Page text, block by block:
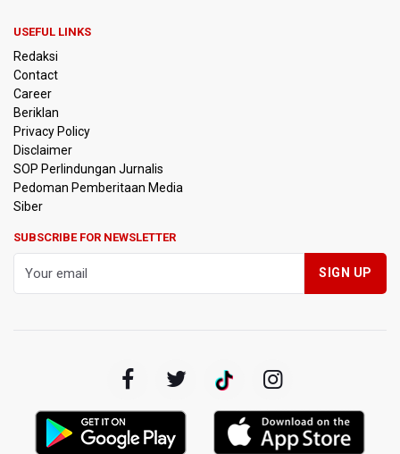
PSSI Evaluasi TImnas Indonesia Setelah Gagal Tembus
Ditahan Imbang Singapura 1-1
Pemerintah Matangkan Rencana Pembaruan Buku Ajar
Nasional
Pendakian Gunung Gede Pangrango Ditutup karena
Indonesia
Tunggu 8 Jam karena HCU RSCM Terbatas
USEFUL LINKS
Redaksi
Contact
Career
Beriklan
Privacy Policy
Disclaimer
SOP Perlindungan Jurnalis
Pedoman Pemberitaan Media
Siber
SUBSCRIBE FOR NEWSLETTER